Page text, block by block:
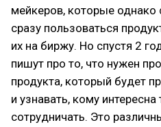
мейкеров, которые однако
сразу пользоваться
их на биржу. Но спустя 2
пишут про то, что нужен
продукта, который будет
и узнавать, кому
сотрудничать. Это